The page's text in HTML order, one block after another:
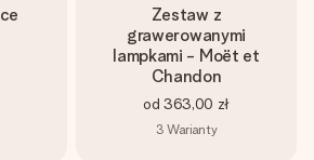
Zestaw z
grawerowanymi
lampkami - Moët et
Chandon
od 363,00 zł
3 Warianty